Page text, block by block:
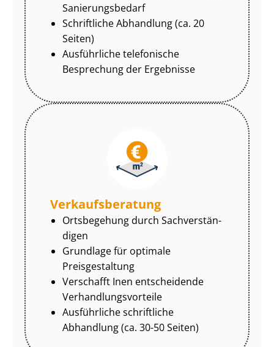
Sa­nie­rungs­be­darf
Schriftliche Abhandlung (ca. 20
Seiten)
Ausführliche telefonische
Besprechung der Ergebnisse
Ver­kaufs­be­ra­tung
Ortsbegehung durch Sach­ver­stän­
di­gen
Grundlage für optimale
Preisgestaltung
Verschafft Inen entscheidende
Ver­hand­lungs­vor­tei­le
Ausführliche schriftliche
Abhandlung (ca. 30-50 Seiten)